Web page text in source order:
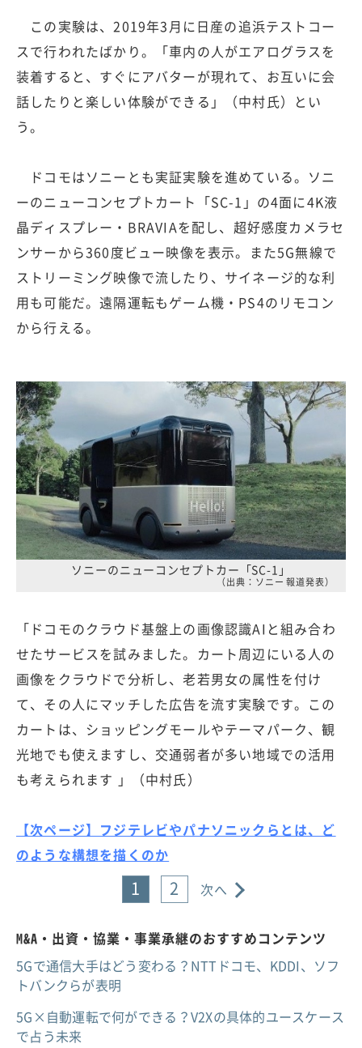
この実験は、2019年3月に日産の追浜テストコー
スで行われたばかり。「車内の人がエアログラスを
装着すると、すぐにアバターが現れて、お互いに会
話したりと楽しい体験ができる」（中村氏）とい
う。
ドコモはソニーとも実証実験を進めている。ソニ
ーのニューコンセプトカート「SC-1」の4面に4K液
晶ディスプレー・BRAVIAを配し、超好感度カメラセ
ンサーから360度ビュー映像を表示。また5G無線で
ストリーミング映像で流したり、サイネージ的な利
用も可能だ。遠隔運転もゲーム機・PS4のリモコン
から行える。
ソニーのニューコンセプトカー「SC-1」
（出典：ソニー 報道発表）
「ドコモのクラウド基盤上の画像認識AIと組み合わ
せたサービスを試みました。カート周辺にいる人の
画像をクラウドで分析し、老若男女の属性を付け
て、その人にマッチした広告を流す実験です。この
カートは、ショッピングモールやテーマパーク、観
光地でも使えますし、交通弱者が多い地域での活用
も考えられます 」（中村氏）
【次ページ】フジテレビやパナソニックらとは、ど
のような構想を描くのか
1 2 次へ
M&A・出資・協業・事業承継のおすすめコンテンツ
5Gで通信大手はどう変わる？NTTドコモ、KDDI、ソフ
トバンクらが表明
5G×自動運転で何ができる？V2Xの具体的ユースケース
で占う未来